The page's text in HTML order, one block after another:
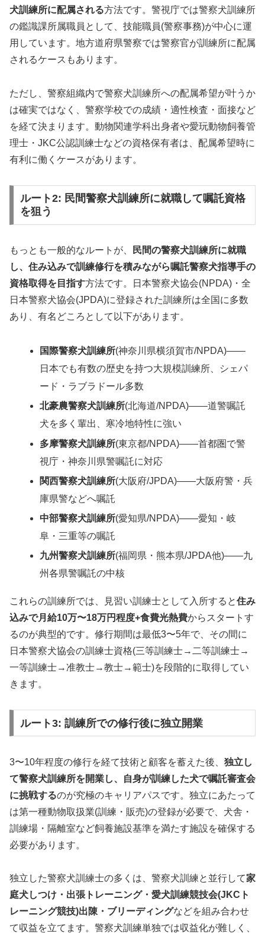
犬訓練所に配属される方法です。警視庁では警察犬訓練所
の鑑識課所属職員として、技能職員(警察事務)が中心に運
用しています。地方道府県警察では警察官が訓練所に配属
されるケースもあります。
ただし、警察組織内で警察犬訓練所への配属希望が叶うか
は確実ではなく、警察学校での成績・適性検査・面接など
を経て決まります。動物関連学科出身者や愛玩動物飼養管
理士・JKC公認訓練士などの資格保有者は、配属希望時に
有利に働くケースがあります。
ルート2: 民間警察犬訓練所に就職して嘱託資格
を狙う
もっとも一般的なルートが、
民間の警察犬訓練所に就職
し、住み込みで訓練修行を積みながら嘱託警察犬指導手の
資格取得を目指す方法です。日本警察犬協会(NPDA)・全
日本警察犬協会(JPDA)に登録された訓練所は全国に多数
あり、有名どころとして以下があります。
国際警察犬訓練所(神奈川県横須賀市/NPDA)——
日本でも有数の歴史を持つ大規模訓練所、シェパ
ード・ラブラドール多数
北豪農警察犬訓練所(北海道/NPDA)——道警嘱託
犬を多く輩出、寒冷地特性に強い
多摩警察犬訓練所(東京都/NPDA)——首都圏で警
視庁・神奈川県警嘱託に対応
関西警察犬訓練所(大阪府/JPDA)——大阪府警・兵
庫県警などへ嘱託
中部警察犬訓練所(愛知県/NPDA)——愛知・岐
阜・三重等の嘱託
九州警察犬訓練所(福岡県・熊本県/JPDA他)——九
州各県警嘱託の中核
これらの訓練所では、見習い訓練士として入所すると住み
込みで月給10万〜18万円程度+食費光熱費からスタートす
るのが典型的です。修行期間は最低3〜5年で、その間に
日本警察犬協会の訓練士資格(三等訓練士→二等訓練士→
一等訓練士→准教士→教士→範士)を段階的に取得してい
きます。
ルート3: 訓練所での修行後に独立開業
3〜10年程度の修行を経て技術と顧客を蓄えた後、 独立し
て警察犬訓練所を開業し、自身が訓練した犬で嘱託審査会
に挑戦するのが究極のキャリアパスです。独立にあたって
は第一種動物取扱業(訓練・販売)の登録が必要で、犬舎・
訓練場・隔離室など飼養施設基準を満たす施設を確保する
必要があります。
独立した警察犬訓練士の多くは、警察犬訓練と並行して家
庭犬しつけ・出張トレーニング・愛犬訓練競技会(JKCト
レーニング競技)出陳・ブリーディングなどを組み合わせ
て収益を立てます。警察犬訓練単独では収益化が難しく、